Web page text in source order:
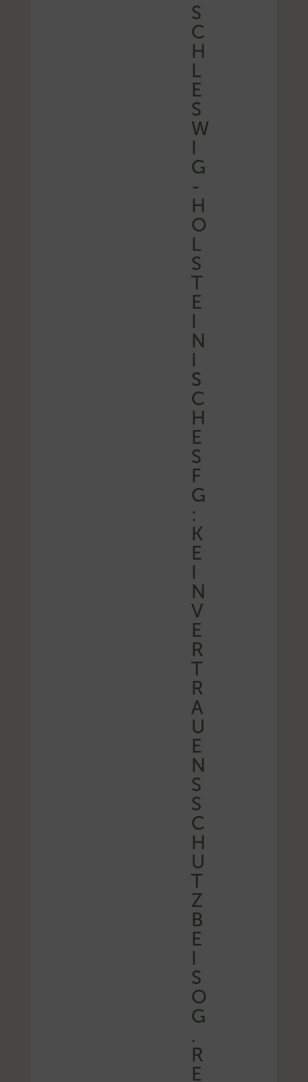
S
C
H
L
E
S
W
I
G
-
H
O
L
S
T
E
I
N
I
S
C
H
E
S
F
G
:
K
E
I
N
V
E
R
T
R
A
U
E
N
S
S
C
H
U
T
Z
B
E
I
S
O
G
.
R
E